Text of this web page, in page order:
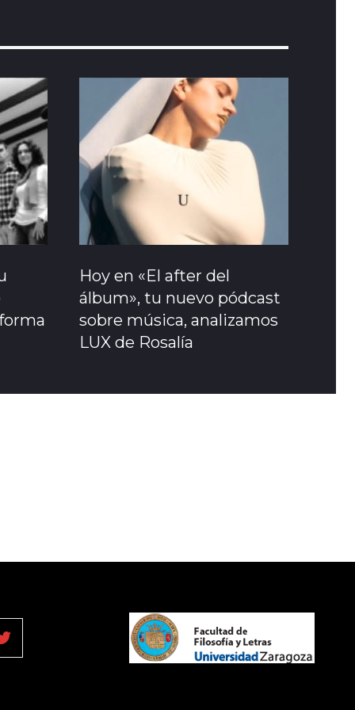
Hoy en «El after del
álbum», tu nuevo pódcast
sobre música, analizamos
LUX de Rosalía